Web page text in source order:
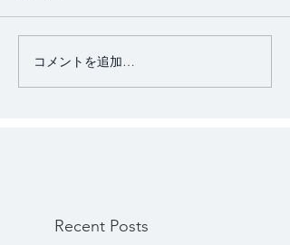
コメントを追加…
Recent Posts